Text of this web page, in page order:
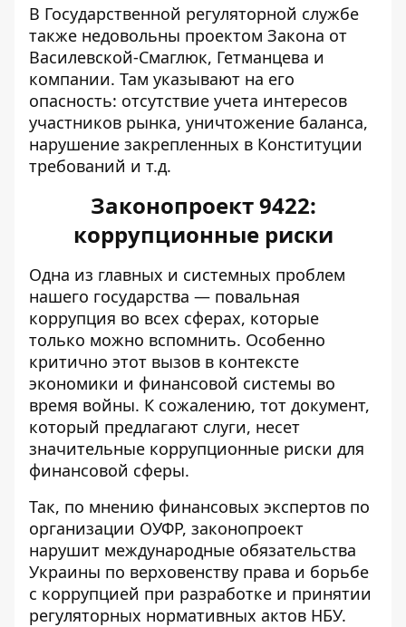
В Государственной регуляторной службе
также недовольны проектом Закона от
Василевской-Смаглюк, Гетманцева и
компании. Там указывают на его
опасность: отсутствие учета интересов
участников рынка, уничтожение баланса,
нарушение закрепленных в Конституции
требований и т.д.
Законопроект 9422:
коррупционные риски
Одна из главных и системных проблем
нашего государства — повальная
коррупция во всех сферах, которые
только можно вспомнить. Особенно
критично этот вызов в контексте
экономики и финансовой системы во
время войны. К сожалению, тот документ,
который предлагают слуги, несет
значительные коррупционные риски для
финансовой сферы.
Так, по мнению финансовых экспертов по
организации ОУФР, законопроект
нарушит международные обязательства
Украины по верховенству права и борьбе
с коррупцией при разработке и принятии
регуляторных нормативных актов НБУ.